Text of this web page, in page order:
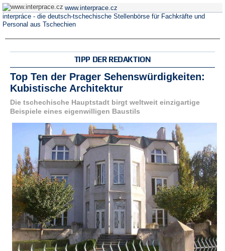
www.interprace.cz
interpráce - die deutsch-tschechische Stellenbörse für Fachkräfte und
Personal aus Tschechien
TIPP DER REDAKTION
Top Ten der Prager Sehenswürdigkeiten:
Kubistische Architektur
Die tschechische Hauptstadt birgt weltweit einzigartige
Beispiele eines eigenwilligen Baustils